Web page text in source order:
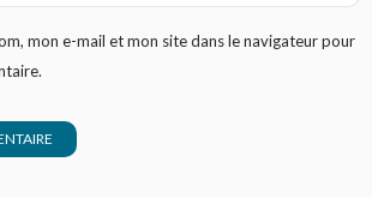
mon e-mail et mon site dans le navigateur pour